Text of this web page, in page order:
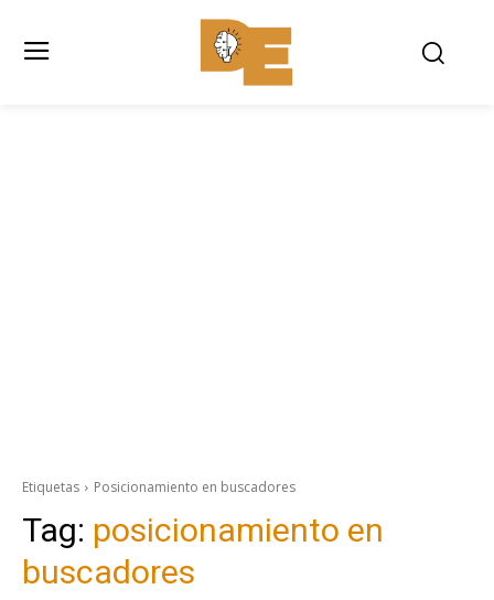
Etiquetas Posicionamiento en buscadores
Tag: posicionamiento en
buscadores